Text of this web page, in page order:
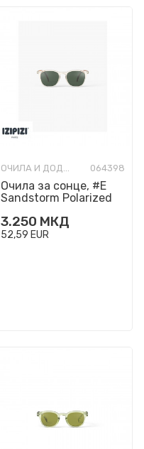
ОЧИЛА И ДОДАТОЦИ 064398
Очила за сонце, #E
Sandstorm Polarized
3.250 МКД
52,59 EUR